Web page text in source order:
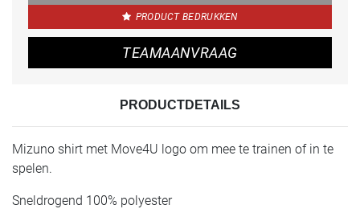
PRODUCT BEDRUKKEN
TEAMAANVRAAG
PRODUCTDETAILS
Mizuno shirt met Move4U logo om mee te trainen of in te
spelen.
Sneldrogend 100% polyester